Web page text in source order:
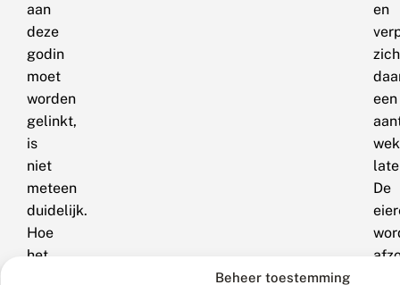
Beheer toestemming
aan
deze
godin
moet
worden
gelinkt,
is
niet
meteen
duidelijk.
Hoe
het
en
zich
een
De